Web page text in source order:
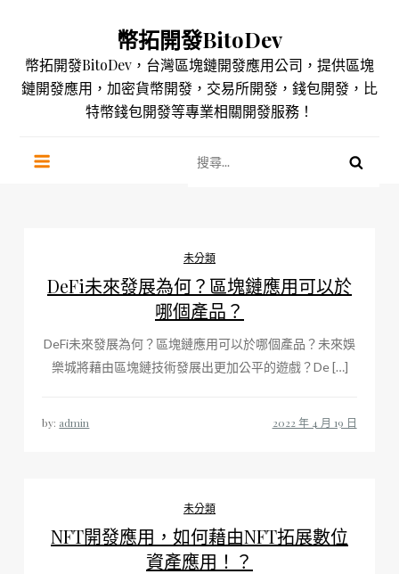
content
幣拓開發BitoDev
幣拓開發BitoDev，台灣區塊鏈開發應用公司，提供區塊
鏈開發應用，加密貨幣開發，交易所開發，錢包開發，比
特幣錢包開發等專業相關開發服務！
尋
未分類
DeFi未來發展為何？區塊鏈應用可以於
哪個產品？
DeFi未來發展為何？區塊鏈應用可以於哪個產品？未來娛
樂城將藉由區塊鏈技術發展出更加公平的遊戲？De […]
by: admin
未分類
NFT開發應用，如何藉由NFT拓展數位
資產應用！？